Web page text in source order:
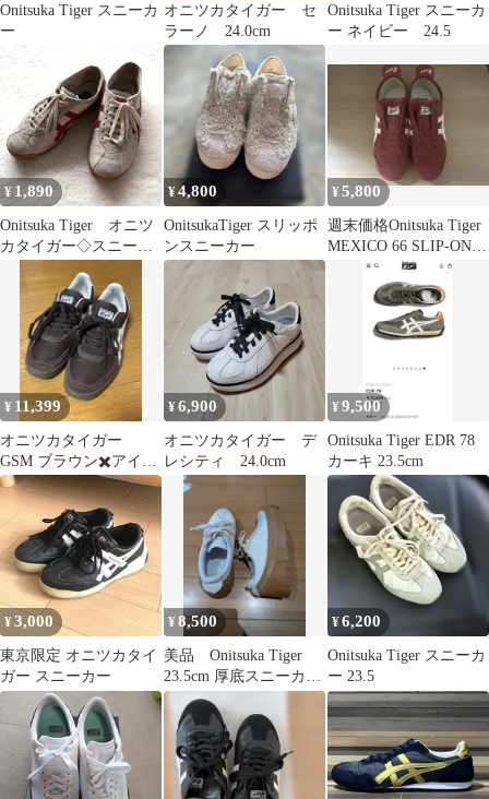
Onitsuka Tiger スニーカ
ー
オニツカタイガー セ
ラーノ 24.0cm
Onitsuka Tiger スニーカ
ー ネイビー 24.5
¥ 1,890
Onitsuka Tiger オニツ
カタイガー◇スニーカ
¥4,800
OnitsukaTiger スリッポ
ンスニーカー
¥5,800
週末価格Onitsuka Tiger
MEXICO 66 SLIP-ON
レッド
¥ 11,399
オニツカタイガー
GSM ブラウン✖️アイボ
リー 23.0cm 箱あり
¥6,900
オニツカタイガー デ
レシティ 24.0cm
¥9,500
Onitsuka Tiger EDR 78
カーキ 23.5cm
¥3,000
東京限定 オニツカタイ
ガー スニーカー
¥8,500
美品 Onitsuka Tiger
23.5cm 厚底スニーカー
ホワイト
¥6,200
Onitsuka Tiger スニーカ
ー 23.5